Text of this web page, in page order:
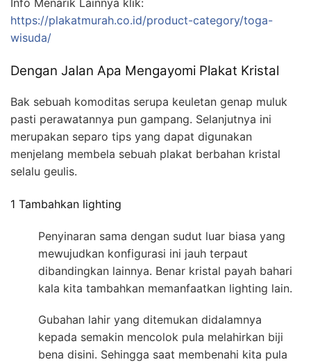
https://plakatmurah.co.id/product-category/toga-
wisuda/
Dengan Jalan Apa Mengayomi Plakat Kristal
Bak sebuah komoditas serupa keuletan genap muluk
pasti perawatannya pun gampang. Selanjutnya ini
merupakan separo tips yang dapat digunakan
menjelang membela sebuah plakat berbahan kristal
selalu geulis.
1 Tambahkan lighting
Penyinaran sama dengan sudut luar biasa yang
mewujudkan konfigurasi ini jauh terpaut
dibandingkan lainnya. Benar kristal payah bahari
kala kita tambahkan memanfaatkan lighting lain.
Gubahan lahir yang ditemukan didalamnya
kepada semakin mencolok pula melahirkan biji
bena disini. Sehingga saat membenahi kita pula